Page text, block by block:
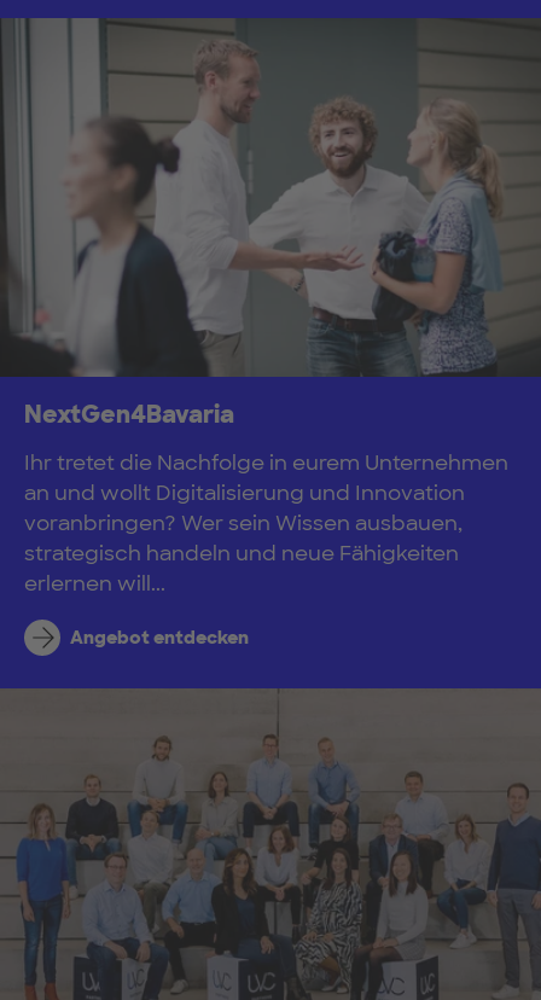
NextGen4Bavaria
Ihr tretet die Nachfolge in eurem Unternehmen
an und wollt Digitalisierung und Innovation
voranbringen? Wer sein Wissen ausbauen,
strategisch handeln und neue Fähigkeiten
erlernen will...
Angebot entdecken